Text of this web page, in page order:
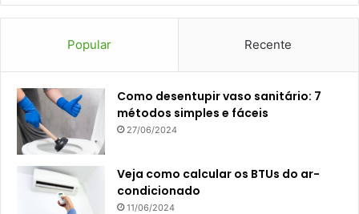
Popular Recente
Como desentupir vaso sanitário: 7
métodos simples e fáceis
27/06/2024
Veja como calcular os BTUs do ar-
condicionado
11/06/2024